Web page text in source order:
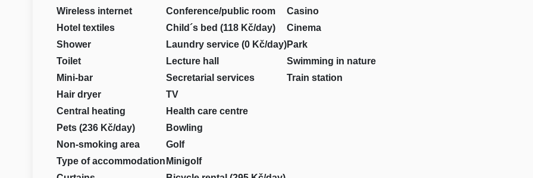
Wireless internet
Hotel textiles
Shower
Toilet
Mini-bar
Hair dryer
Central heating
Pets (236 Kč/day)
Non-smoking area
Type of accommodation
Conference/public room
Child´s bed (118 Kč/day)
Laundry service (0 Kč/day)
Lecture hall
Secretarial services
TV
Health care centre
Bowling
Golf
Minigolf
Casino
Cinema
Park
Swimming in nature
Train station